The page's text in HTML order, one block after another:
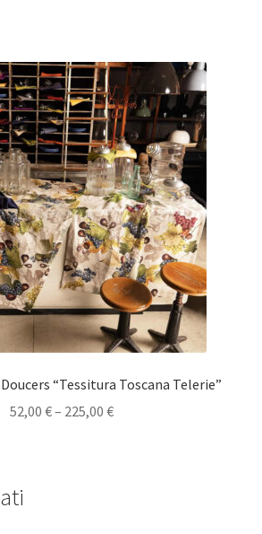
“Tessitura Toscana Telerie”
52,00 €– 225,00 €